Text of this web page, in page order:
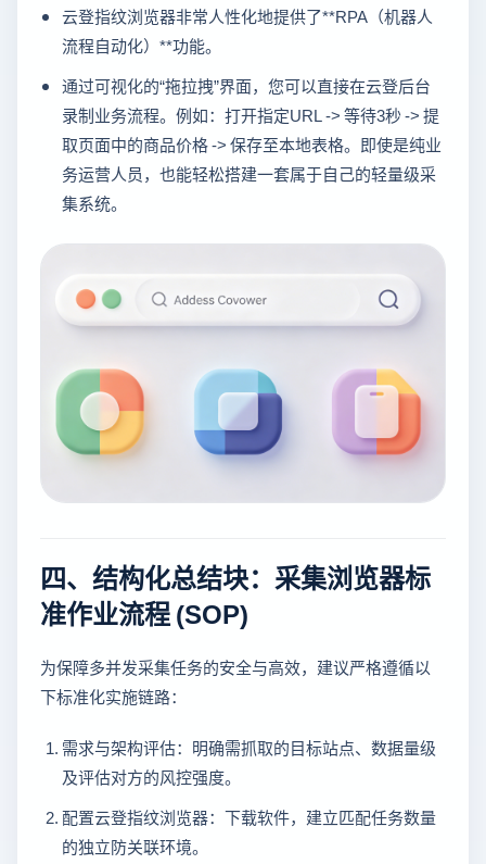
云登指纹浏览器非常人性化地提供了**RPA（机器人
流程自动化）**功能。
通过可视化的“拖拉拽”界面，您可以直接在云登后台
录制业务流程。例如：打开指定URL -> 等待3秒 -> 提
取页面中的商品价格 -> 保存至本地表格。即使是纯业
务运营人员，也能轻松搭建一套属于自己的轻量级采
集系统。
四、结构化总结块：采集浏览器标
准作业流程 (SOP)
为保障多并发采集任务的安全与高效，建议严格遵循以
下标准化实施链路：
需求与架构评估：明确需抓取的目标站点、数据量级
及评估对方的风控强度。
配置云登指纹浏览器：下载软件，建立匹配任务数量
的独立防关联环境。